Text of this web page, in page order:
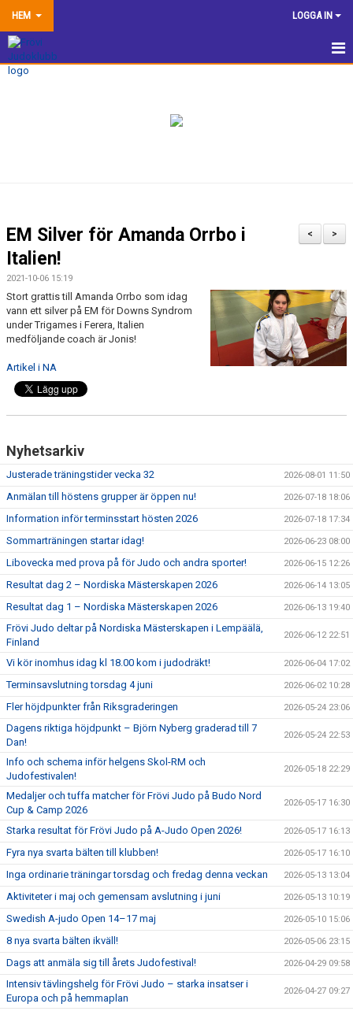
HEM LOGGA IN
HEM
DOKUMENTBANK
KONTAKTA OSS
>
<
EM Silver för Amanda Orrbo i
Italien!
2021-10-06 15:19
Stort grattis till Amanda Orrbo som idag
vann ett silver på EM för Downs Syndrom
under Trigames i Ferera, Italien
medföljande coach är Jonis!
Artikel i NA
Nyhetsarkiv
Justerade träningstider vecka 32 2026-08-01 11:50
Anmälan till höstens grupper är öppen nu! 2026-07-18 18:06
Information inför terminsstart hösten 2026 2026-07-18 17:34
Sommarträningen startar idag! 2026-06-23 08:00
Libovecka med prova på för Judo och andra sporter! 2026-06-15 12:26
Resultat dag 2 – Nordiska Mästerskapen 2026 2026-06-14 13:05
Resultat dag 1 – Nordiska Mästerskapen 2026 2026-06-13 19:40
Frövi Judo deltar på Nordiska Mästerskapen i Lempäälä,
Finland
2026-06-12 22:51
Vi kör inomhus idag kl 18.00 kom i judodräkt! 2026-06-04 17:02
Terminsavslutning torsdag 4 juni 2026-06-02 10:28
Fler höjdpunkter från Riksgraderingen 2026-05-24 23:06
Dagens riktiga höjdpunkt – Björn Nyberg graderad till 7
Dan!
2026-05-24 22:53
Info och schema inför helgens Skol-RM och
Judofestivalen!
2026-05-18 22:29
Medaljer och tuffa matcher för Frövi Judo på Budo Nord
Cup & Camp 2026
2026-05-17 16:30
Starka resultat för Frövi Judo på A-Judo Open 2026! 2026-05-17 16:13
Fyra nya svarta bälten till klubben! 2026-05-17 16:10
Inga ordinarie träningar torsdag och fredag denna veckan 2026-05-13 13:04
Aktiviteter i maj och gemensam avslutning i juni 2026-05-13 10:19
Swedish A-judo Open 14–17 maj 2026-05-10 15:06
8 nya svarta bälten ikväll! 2026-05-06 23:15
Dags att anmäla sig till årets Judofestival! 2026-04-29 09:58
Intensiv tävlingshelg för Frövi Judo – starka insatser i
Europa och på hemmaplan
2026-04-27 09:27